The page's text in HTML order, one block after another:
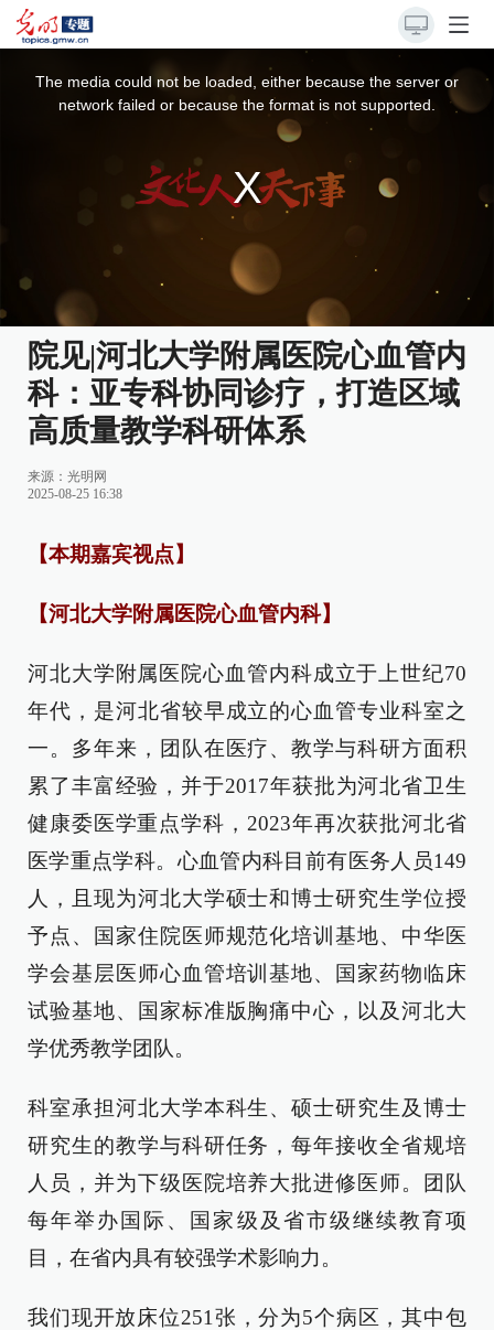
The media could not be loaded, either because the server or
network failed or because the format is not supported.
院见|河北大学附属医院心血管内
科：亚专科协同诊疗，打造区域
高质量教学科研体系
来源：光明网
2025-08-25 16:38
【本期嘉宾视点】
【河北大学附属医院心血管内科】
河北大学附属医院心血管内科成立于上世纪70
年代，是河北省较早成立的心血管专业科室之
一。多年来，团队在医疗、教学与科研方面积
累了丰富经验，并于2017年获批为河北省卫生
健康委医学重点学科，2023年再次获批河北省
医学重点学科。心血管内科目前有医务人员149
人，且现为河北大学硕士和博士研究生学位授
予点、国家住院医师规范化培训基地、中华医
学会基层医师心血管培训基地、国家药物临床
试验基地、国家标准版胸痛中心，以及河北大
学优秀教学团队。
科室承担河北大学本科生、硕士研究生及博士
研究生的教学与科研任务，每年接收全省规培
人员，并为下级医院培养大批进修医师。团队
每年举办国际、国家级及省市级继续教育项
目，在省内具有较强学术影响力。
我们现开放床位251张，分为5个病区，其中包